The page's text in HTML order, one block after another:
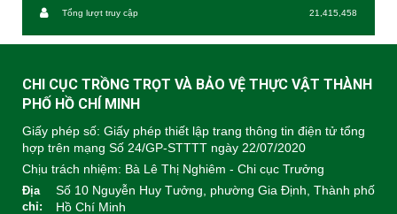
Tổng lượt truy cập 21,415,458
CHI CỤC TRỒNG TRỌT VÀ BẢO VỆ THỰC VẬT THÀNH
PHỐ HỒ CHÍ MINH
Giấy phép số: Giấy phép thiết lập trang thông tin điện tử tổng
hợp trên mạng Số 24/GP-STTTT ngày 22/07/2020
Chịu trách nhiệm: Bà Lê Thị Nghiêm - Chi cục Trưởng
Địa
chỉ:
Số 10 Nguyễn Huy Tưởng, phường Gia Định, Thành phố
Hồ Chí Minh